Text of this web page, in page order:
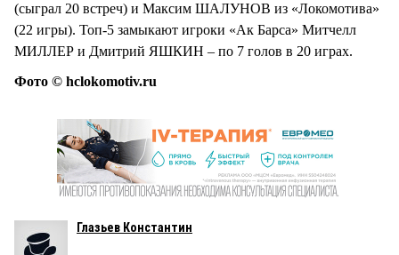
(сыграл 20 встреч) и Максим ШАЛУНОВ из «Локомотива»
(22 игры). Топ-5 замыкают игроки «Ак Барса» Митчелл
МИЛЛЕР и Дмитрий ЯШКИН – по 7 голов в 20 играх.
Фото © hclokomotiv.ru
Глазьев Константин